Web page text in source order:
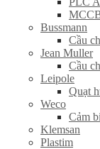
Bussmann
Cầu
Jean Muller
Cầu
Leipole
Quạt
Weco
Cảm
Klemsan
Plastim